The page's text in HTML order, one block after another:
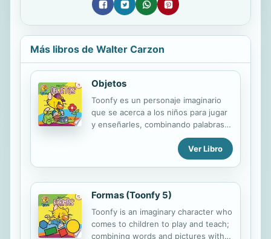
Más libros de Walter Carzon
Objetos
Toonfy es un personaje imaginario
que se acerca a los niños para jugar
y enseñarles, combinando palabras y
dibujos, y ayudándolos a desarrollar
su inteligencia hacia los primeros
pasos en la lecto-escritura. Una
padres e
Ver Libro
Formas (Toonfy 5)
Toonfy is an imaginary character who
comes to children to play and teach;
combining words and pictures with